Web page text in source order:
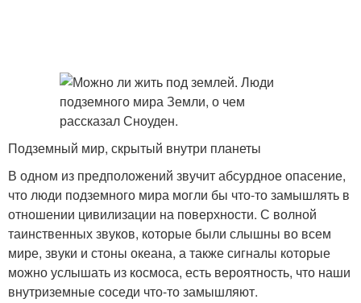
Подземный мир, скрытый внутри планеты
В одном из предположений звучит абсурдное опасение,
что люди подземного мира могли бы что-то замышлять в
отношении цивилизации на поверхности. С волной
таинственных звуков, которые были слышны во всем
мире, звуки и стоны океана, а также сигналы которые
можно услышать из космоса, есть вероятность, что наши
внутриземные соседи что-то замышляют.